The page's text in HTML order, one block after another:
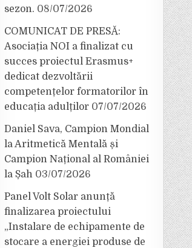
sezon. 08/07/2026
COMUNICAT DE PRESĂ:
Asociația NOI a finalizat cu
succes proiectul Erasmus+
dedicat dezvoltării
competențelor formatorilor în
educația adulților 07/07/2026
Daniel Sava, Campion Mondial
la Aritmetică Mentală și
Campion Național al României
la Șah 03/07/2026
Panel Volt Solar anunță
finalizarea proiectului
„Instalare de echipamente de
stocare a energiei produse de